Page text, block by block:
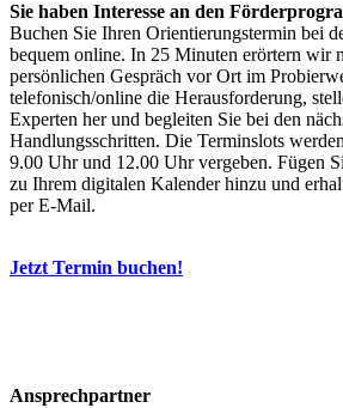
Sie haben Interesse an den
Buchen Sie Ihren Orientierungstermin bei
bequem online. In 25 Minuten erörtern wir
persönlichen Gespräch vor Ort im
telefonisch/online die Herausforderung,
Experten her und begleiten Sie bei den
Handlungsschritten. Die Terminslots
9.00 Uhr und 12.00 Uhr vergeben. Fügen
zu Ihrem digitalen Kalender hinzu und
per E-Mail.
Jetzt Termin buchen!
Ansprechpartner